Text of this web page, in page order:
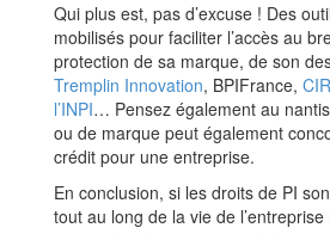
Qui plus est, pas d’excuse ! Des
mobilisés pour faciliter l’accès au
protection de sa marque, de son
Tremplin Innovation, BPIFrance, CIR
l’INPI… Pensez également au
ou de marque peut également
crédit pour une entreprise.
En conclusion, si les droits de PI
tout au long de la vie de